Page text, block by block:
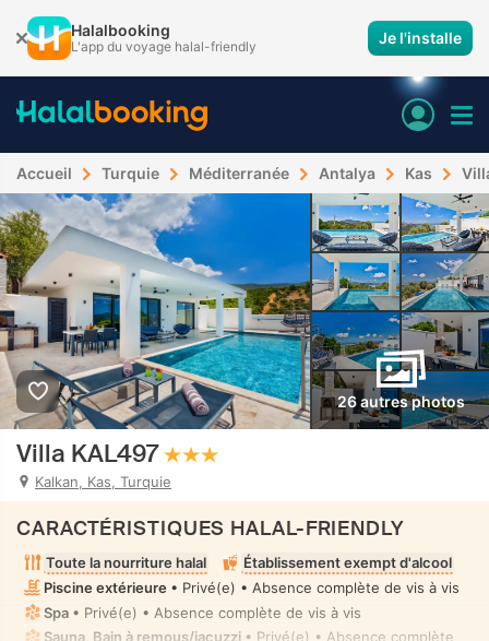
Halalbooking
L'app du voyage halal-friendly Je l'installe
Accueil Turquie Méditerranée Antalya Kas
26 autres photos
Villa KAL497
Kalkan, Kas, Turquie
CARACTÉRISTIQUES HALAL-FRIENDLY
Toute la nourriture halal
Établissement exempt d'alcool
Piscine extérieure • Privé(e) • Absence complète de vis à vis
Spa • Privé(e) • Absence complète de vis à vis
Sauna, Bain à remous/jacuzzi • Privé(e) • Absence complète